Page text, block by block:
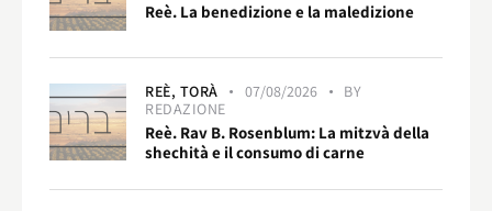
Reè. La benedizione e la maledizione
REÈ, TORÀ 07/08/2026
BY
REDAZIONE
Reè. Rav B. Rosenblum: La mitzvà della
shechità e il consumo di carne